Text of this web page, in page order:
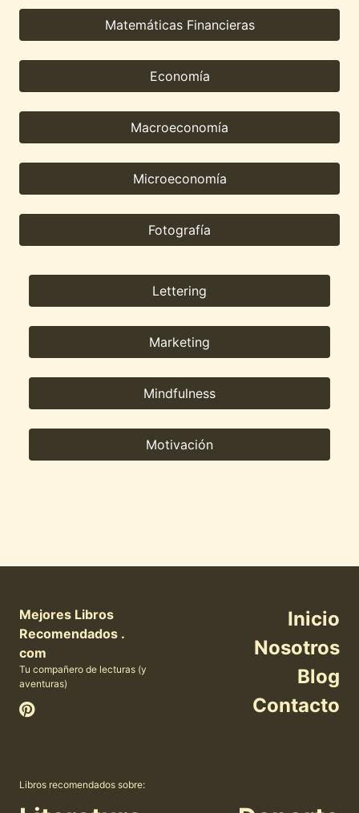
Matemáticas Financieras
Economía
Macroeconomía
Microeconomía
Fotografía
Lettering
Marketing
Mindfulness
Motivación
Mejores Libros
Recomendados .
com
Tu compañero de lecturas (y
aventuras)
Inicio
Nosotros
Blog
Contacto
Libros recomendados sobre: